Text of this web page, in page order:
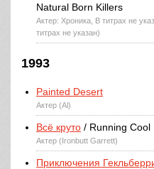
Natural Born Killers
Актер: Хроника, В титрах не
титрах не указан)
1993
Painted Desert
Актер (Al)
Всё круто / Running Cool
Актер (Ironbutt Garrett)
Приключения